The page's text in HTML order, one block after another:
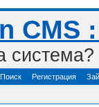
Поиск Регистрация